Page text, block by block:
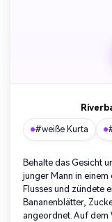
#weiße Kurta
Behalte das Gesicht
junger Mann in
Flusses und zündete
Bananenblätter,
angeordnet. Auf dem